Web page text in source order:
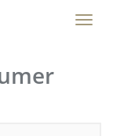
Toggle